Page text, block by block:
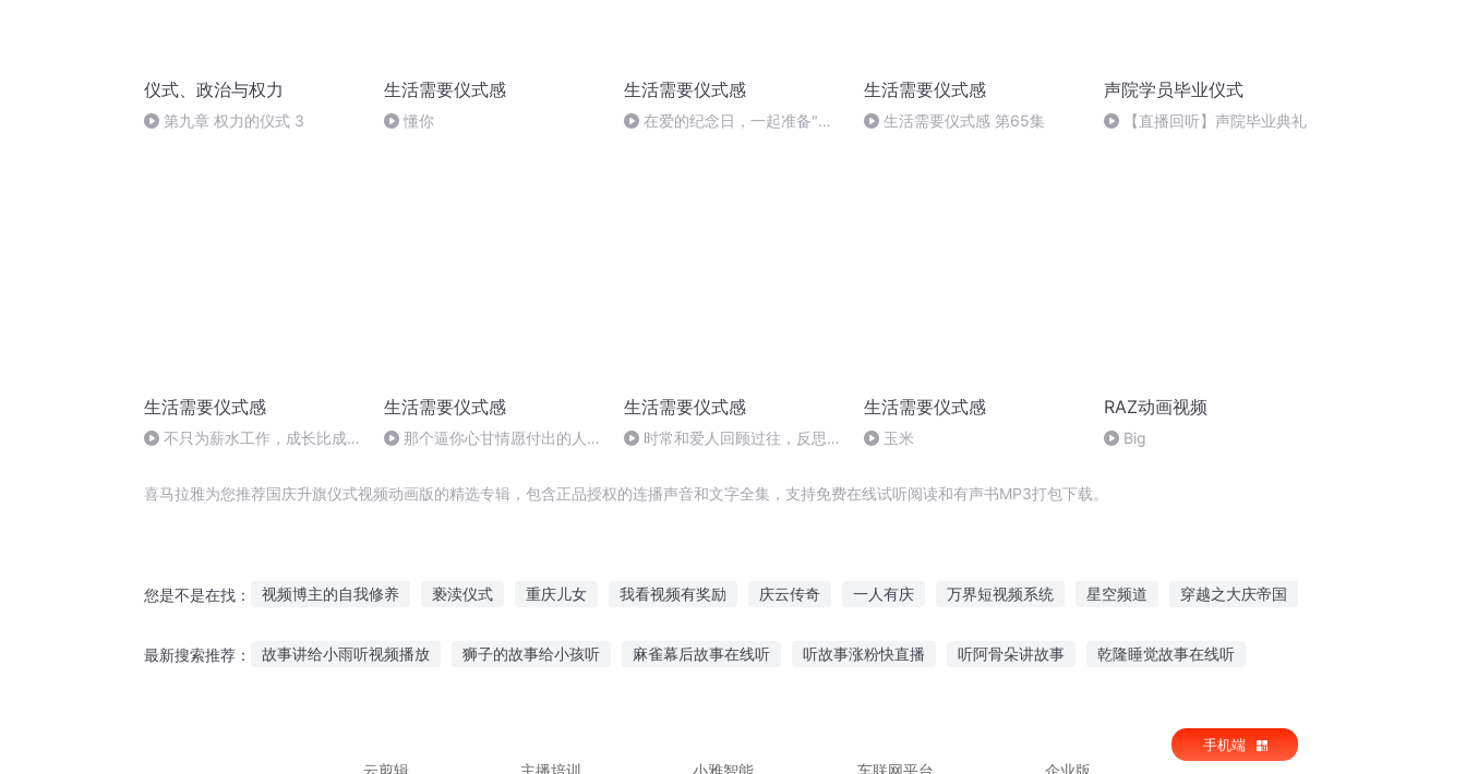
仪式、政治与权力
第九章 权力的仪式 3
生活需要仪式感
懂你
生活需要仪式感
在爱的纪念日，一起准备"烛
生活需要仪式感
生活需要仪式感 第65集
声院学员毕业仪式
【直播回听】声院毕业典礼
生活需要仪式感
不只为薪水工作，成长比成功
生活需要仪式感
那个逼你心甘情愿付出的人才
生活需要仪式感
时常和爱人回顾过往，反思共
生活需要仪式感
玉米
RAZ动画视频
Big
喜马拉雅为您推荐国庆升旗仪式视频动画版的精选专辑，包含正品授权的连播声音和文字全集，支持免费在线试听阅读和有声书MP3打包下载。
您是不是在找： 视频博主的自我修养 亵渎仪式 重庆儿女 我看视频有奖励 庆云传奇 一人有庆 万界短视频系统 星空频道 穿越之大庆帝国
最新搜索推荐： 故事讲给小雨听视频播放 狮子的故事给小孩听 麻雀幕后故事在线听 听故事涨粉快直播 听阿骨朵讲故事 乾隆睡觉故事在线听
云剪辑
主播培训 小雅智能 车联网平台 企业版
手机端